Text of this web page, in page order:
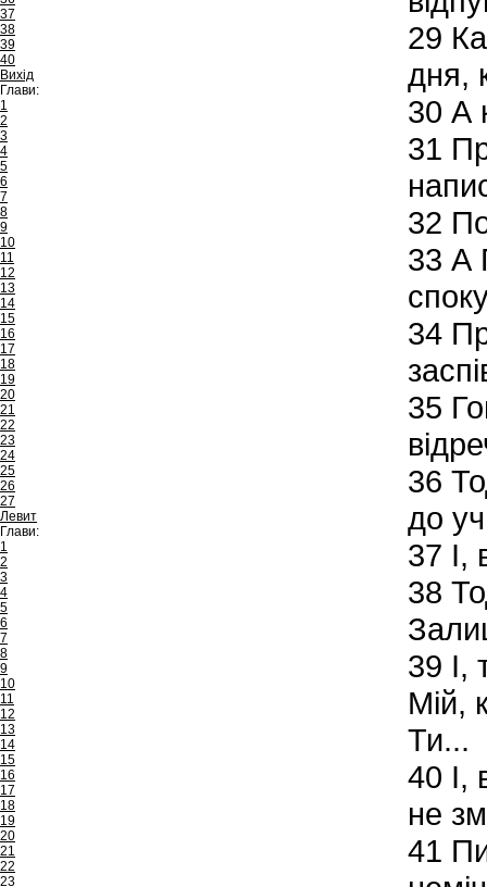
37
38
39
40
Вихід
Глави:
1
2
3
4
5
6
7
8
9
10
11
12
13
14
15
16
17
18
19
20
21
22
23
24
25
26
27
Левит
Глави:
1
2
3
4
5
6
7
8
9
10
11
12
13
14
15
16
17
18
19
20
21
22
23
29
дня,
30 А
31
32
33 А
34
35
36
до
37 І,
38
39 І,
Мій,
Ти...
40 І,
не
41